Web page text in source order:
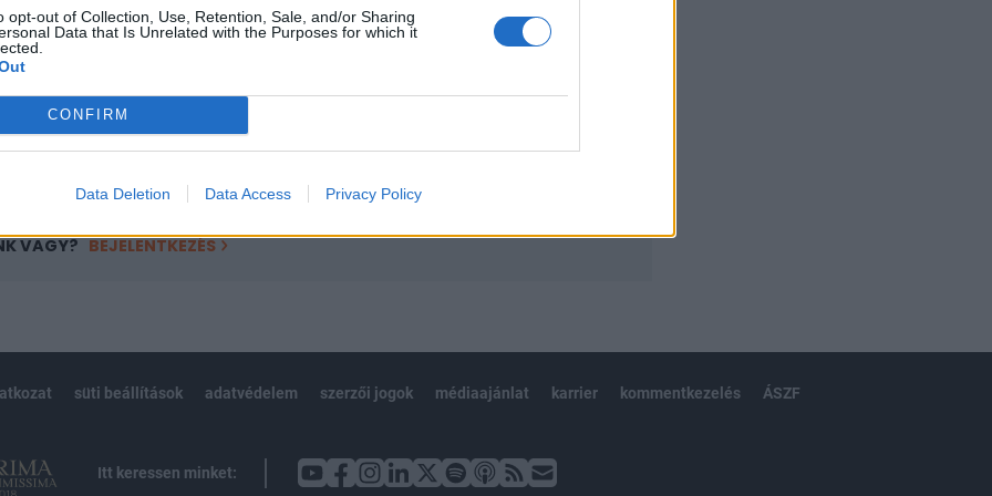
opt-out of Collection, Use, Retention, Sale, and/or Sharing
Data that Is Unrelated with the Purposes for which it
CONFIRM
Data Deletion Data Access Privacy Policy
tartalmazza:
cikkarchívum
elmúlt 2 év napon belüli
VAGY? BEJELENTKEZÉS
süti beállítások adatvédelem szerzői jogok médiaajánlat karrier kommentkezelés ÁSZF
Itt keressen minket: